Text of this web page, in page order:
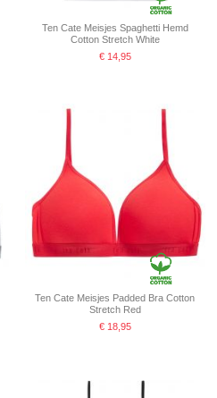
Ten Cate Meisjes Spaghetti Hemd
Cotton Stretch White
€ 14,95
Ten Cate Meisjes Padded Bra Cotton
Stretch Red
€ 18,95